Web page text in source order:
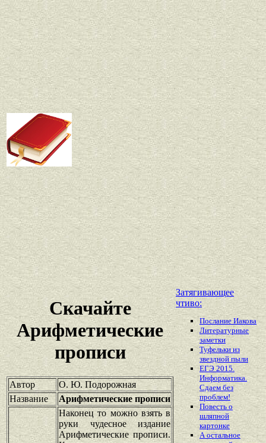
Скачайте
Арифметические
прописи
Автор
О. Ю. Подорожная
Название
Арифметические прописи
Наконец то можно взять в
руки чудесное издание
Арифметические прописи.
Затягивающее
чтиво:
Послание Иакова
Литературные
заметки
Туфельки из
звездной пыли
ЕГЭ 2015.
Информатика.
Сдаем без
проблем!
Повесть о
шляпной
картонке
А остальное